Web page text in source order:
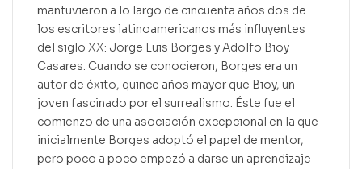
mantuvieron a lo largo de cincuenta años dos de
los escritores latinoamericanos más influyentes
del siglo XX: Jorge Luis Borges y Adolfo Bioy
Casares. Cuando se conocieron, Borges era un
autor de éxito, quince años mayor que Bioy, un
joven fascinado por el surrealismo. Éste fue el
comienzo de una asociación excepcional en la que
inicialmente Borges adoptó el papel de mentor,
pero poco a poco empezó a darse un aprendizaje